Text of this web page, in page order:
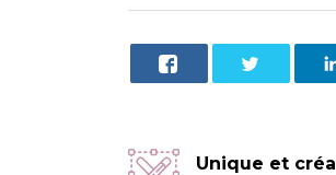
Unique et